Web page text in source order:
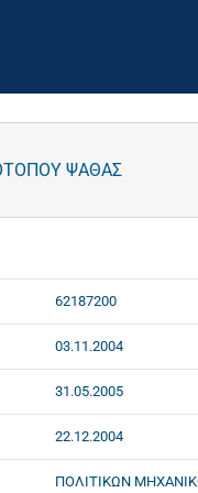
ΨΑΘΑΣ
62187200
03.11.2004
31.05.2005
22.12.2004
ΠΟΛΙΤΙΚΩΝ